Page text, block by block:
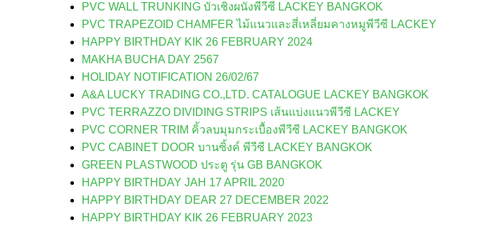
PVC WALL TRUNKING บัวเชิงผนังพีวีซี LACKEY BANGKOK
PVC TRAPEZOID CHAMFER ไม้แนวและสี่เหลี่ยมคางหมูพีวีซี LACKEY
HAPPY BIRTHDAY KIK 26 FEBRUARY 2024
MAKHA BUCHA DAY 2567
HOLIDAY NOTIFICATION 26/02/67
A&A LUCKY TRADING CO.,LTD. CATALOGUE LACKEY BANGKOK
PVC TERRAZZO DIVIDING STRIPS เส้นแบ่งแนวพีวีซี LACKEY
PVC CORNER TRIM คิ้วลบมุมกระเบื้องพีวีซี LACKEY BANGKOK
PVC CABINET DOOR บานซิ้งค์ พีวีซี LACKEY BANGKOK
GREEN PLASTWOOD ประตู รุ่น GB BANGKOK
HAPPY BIRTHDAY JAH 17 APRIL 2020
HAPPY BIRTHDAY DEAR 27 DECEMBER 2022
HAPPY BIRTHDAY KIK 26 FEBRUARY 2023